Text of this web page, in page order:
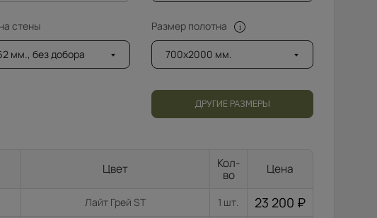
стены
мм., без добора
Размер полотна
700x2000 мм.
ДРУГИЕ РАЗМЕРЫ
Цвет
Кол-
во
Цена
Лайт Грей ST 1 шт. 23 200 ₽